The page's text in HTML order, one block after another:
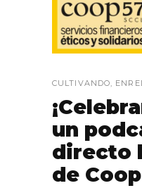
CULTIVANDO,
un
directo
de